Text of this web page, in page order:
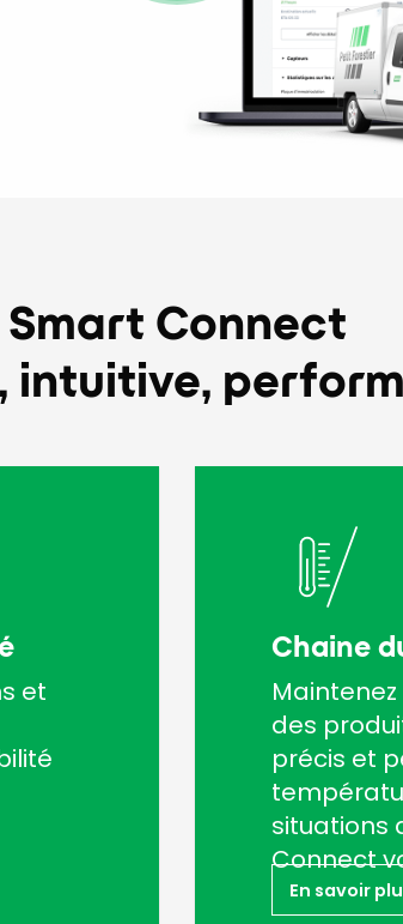
Smart Connect
intuitive,
et
Chaine
des
précis et
situations
Connect
En savoir